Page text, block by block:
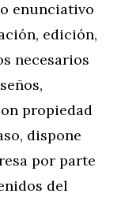
enunciativo
edición,
necesarios
propiedad
dispone
por parte
del